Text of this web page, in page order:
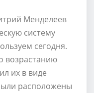
Менделеев
систему
сегодня.
возрастанию
их в виде
расположены